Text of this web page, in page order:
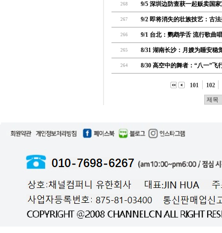
268 9/5 深圳边防查获一起贩卖国
267 9/2 即将消失的壮族技艺：古
266 9/1 台北：鹦鹉学舌 流行歌曲
265 8/31 湖南长沙：月嫂为睡安稳
264 8/30 高空中的舞者：“八一”
101 102